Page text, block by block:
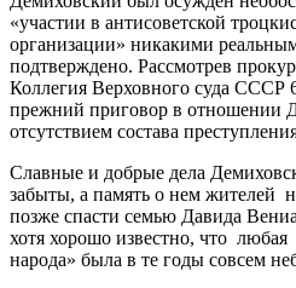
«участии в антисоветской
организации» никакими
подтверждено. Рассмотрев
Коллегия Верховного суда СССР
прежний приговор в отношении
отсутствием состава
Славные и добрые дела
забыты, а память о нем жителей
позже спасти семью Давида
хотя хорошо известно, что
народа» была в те годы совсем